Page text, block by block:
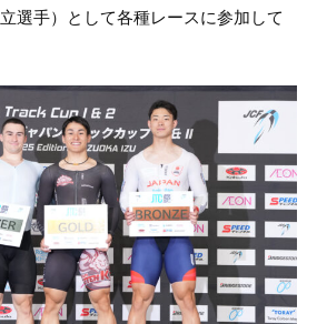
選手）として各種レースに参加して